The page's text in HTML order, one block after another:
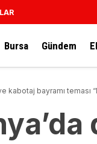
Bursa Gündem
kabotaj bayramı teması